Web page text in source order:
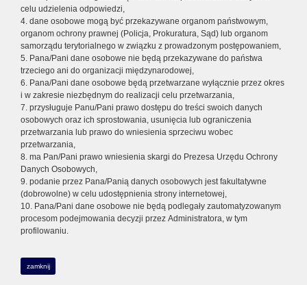
celu udzielenia odpowiedzi,
4. dane osobowe mogą być przekazywane organom państwowym,
organom ochrony prawnej (Policja, Prokuratura, Sąd) lub organom
samorządu terytorialnego w związku z prowadzonym postępowaniem,
5. Pana/Pani dane osobowe nie będą przekazywane do państwa
trzeciego ani do organizacji międzynarodowej,
6. Pana/Pani dane osobowe będą przetwarzane wyłącznie przez okres
i w zakresie niezbędnym do realizacji celu przetwarzania,
7. przysługuje Panu/Pani prawo dostępu do treści swoich danych
osobowych oraz ich sprostowania, usunięcia lub ograniczenia
przetwarzania lub prawo do wniesienia sprzeciwu wobec
przetwarzania,
8. ma Pan/Pani prawo wniesienia skargi do Prezesa Urzędu Ochrony
Danych Osobowych,
9. podanie przez Pana/Panią danych osobowych jest fakultatywne
(dobrowolne) w celu udostępnienia strony internetowej,
10. Pana/Pani dane osobowe nie będą podlegały zautomatyzowanym
procesom podejmowania decyzji przez Administratora, w tym
profilowaniu.
zamknij